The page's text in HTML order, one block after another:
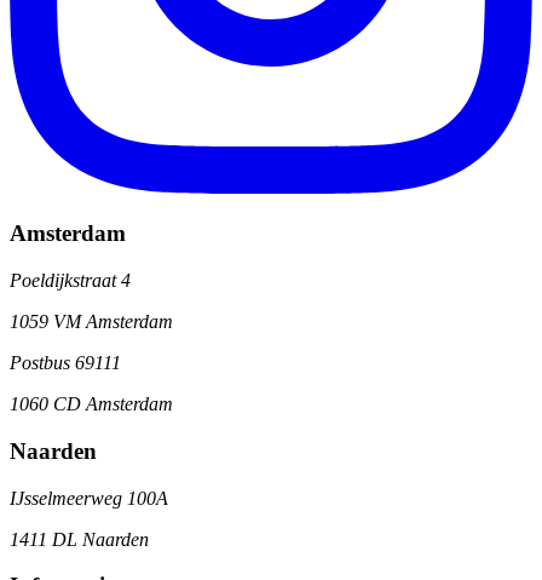
Amsterdam
Poeldijkstraat 4
1059 VM Amsterdam
Postbus 69111
1060 CD Amsterdam
Naarden
IJsselmeerweg 100A
1411 DL Naarden